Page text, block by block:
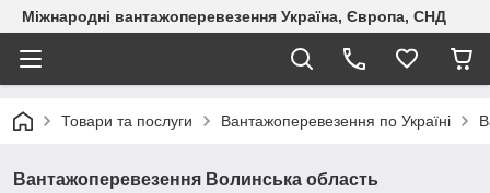
Міжнародні вантажоперевезення Україна, Європа, СНД
Товари та послуги Вантажоперевезення по Україні
Вантажоперевезення Волинська область